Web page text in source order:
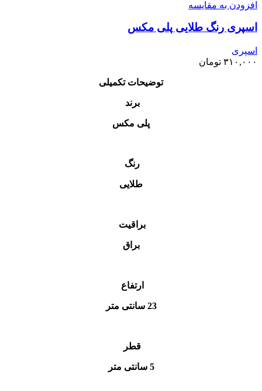
افزودن به مقایسه
اسپری رنگ طلایی پلی مکس
اسپری
۳۱۰,۰۰۰ تومان
توضیحات تکمیلی
برند
پلی مکس
رنگ
طلایی
براقیت
براق
ارتفاع
23 سانتی متر
قطر
5 سانتی متر